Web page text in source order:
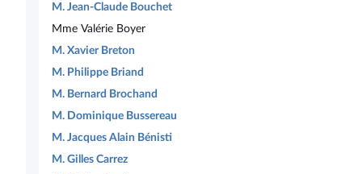
M. Jean-Claude Bouchet
Mme Valérie Boyer
M. Xavier Breton
M. Philippe Briand
M. Bernard Brochand
M. Dominique Bussereau
M. Jacques Alain Bénisti
M. Gilles Carrez